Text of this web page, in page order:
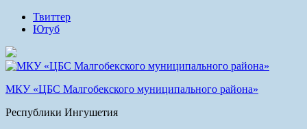
Твиттер
Ютуб
МКУ «ЦБС Малгобекского муниципального района»
Республики Ингушетия